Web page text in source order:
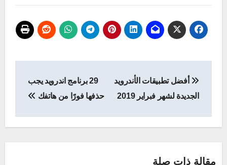
تصفّح
المقالات
أفضل تطبيقات الأندرويد
الجديدة لشهر فبراير 2019
29 برنامج اندرويد يجب
حذفها فورًا من هاتفك
مقالة ذات صلة